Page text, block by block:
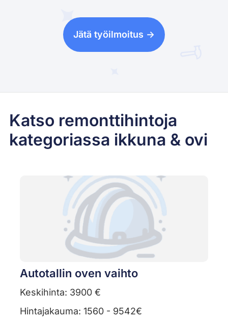
Jätä työilmoitus ->
Katso remonttihintoja
kategoriassa ikkuna & ovi
Autotallin oven vaihto
Keskihinta: 3900 €
Hintajakauma: 1560 - 9542€